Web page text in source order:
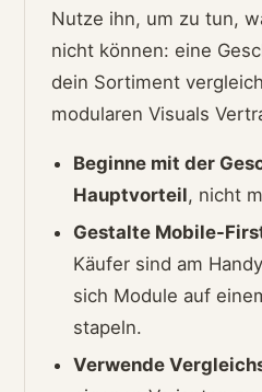
Nutze ihn, um zu tun,
nicht können: eine
dein Sortiment
modularen Visuals
Beginne mit der
Hauptvorteil, nicht
Gestalte Mobile-
Käufer sind am
sich Module auf
stapeln.
Verwende